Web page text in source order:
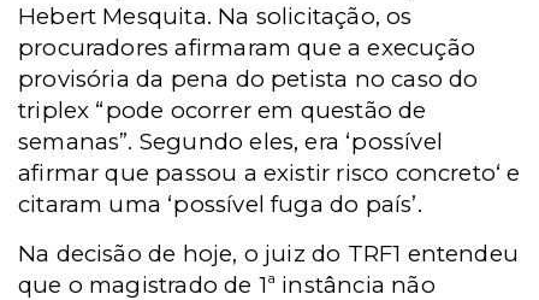
Hebert Mesquita. Na solicitação, os
procuradores afirmaram que a execução
provisória da pena do petista no caso do
triplex “pode ocorrer em questão de
semanas”. Segundo eles, era ‘possível
afirmar que passou a existir risco concreto‘ e
citaram uma ‘possível fuga do país’.
Na decisão de hoje, o juiz do TRF1 entendeu
que o magistrado de 1ª instância não